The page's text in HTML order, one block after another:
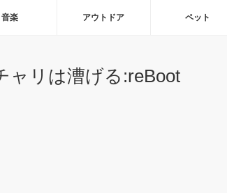
音楽 アウトドア ペット
ャリは漕げる:reBoot